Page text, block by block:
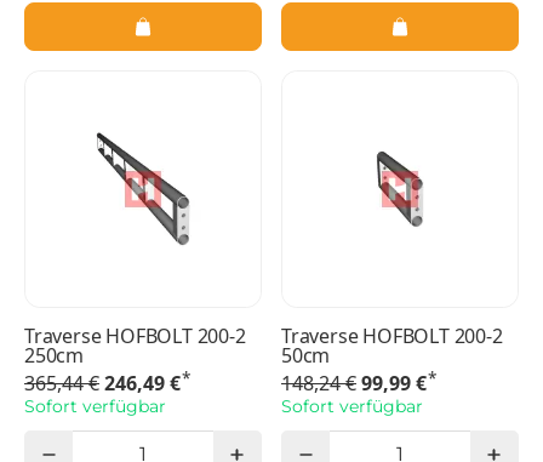
Traverse HOFBOLT 200-2
250cm
365,44 €246,49 €*
Sofort verfügbar
Traverse HOFBOLT 200-2
50cm
148,24 €99,99 €*
Sofort verfügbar